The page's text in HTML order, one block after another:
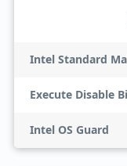
Execute Disable
Intel OS Guard